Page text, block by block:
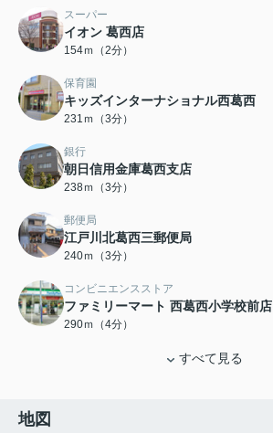
スーパー
イオン 葛西店
154ｍ（2分）
保育園
キッズインターナショナル西葛西
231ｍ（3分）
銀行
朝日信用金庫葛西支店
238ｍ（3分）
郵便局
江戸川北葛西三郵便局
240ｍ（3分）
コンビニエンスストア
ファミリーマート 西葛西小学校前店
290ｍ（4分）
すべて見る
地図